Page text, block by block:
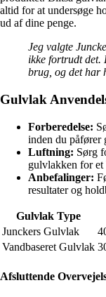
altid for at undersøge
ud af dine penge.
Jeg valgte
ikke fortrudt det.
brug, og det har
Gulvlak
Forberedelse:
inden du påfører
Luftning: Sørg
gulvlakken for et
Anbefalinger:
resultater og
Gulvlak Type
Junckers Gulvlak
Vandbaseret Gulvlak
Afsluttende